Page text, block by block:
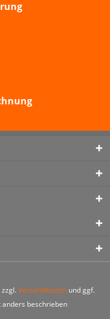
Versandkosten und ggf.
beschrieben